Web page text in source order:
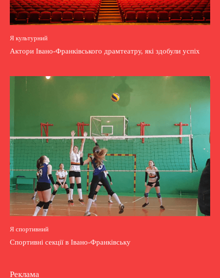
Я культурний
Актори Івано-Франківського драмтеатру, які здобули успіх
Я спортивний
Спортивні секції в Івано-Франківську
Реклама